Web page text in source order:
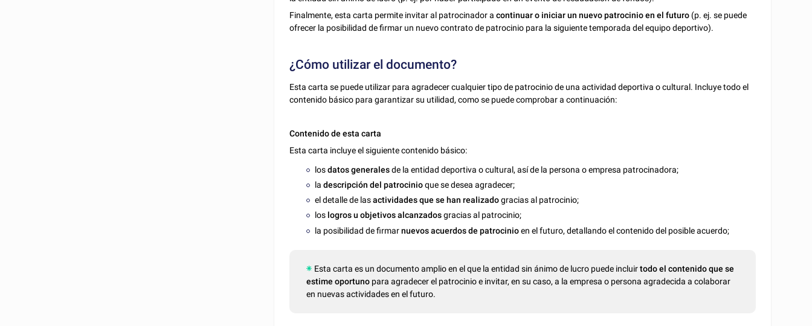
Finalmente, esta carta permite invitar al patrocinador acontinuar o iniciar un nuevo patrocinio en el futuro (p. ej. se puede
ofrecer la posibilidad de firmar un nuevo contrato de patrocinio para la siguiente temporada del equipo deportivo).
¿Cómo utilizar el documento?
Esta carta se puede utilizar para agradecer cualquier tipo de patrocinio de una actividad deportiva o cultural. Incluye todo el
contenido básico para garantizar su utilidad, como se puede comprobar a continuación:
Contenido de esta carta
Esta carta incluye el siguiente contenido básico:
losdatos generalesde la entidad deportiva o cultural, así de la persona o empresa patrocinadora;
ladescripción del patrocinioque se desea agradecer;
el detalle de lasactividades que se han realizadogracias al patrocinio;
los logros u objetivos alcanzadosgracias al patrocinio;
la posibilidad de firmarnuevos acuerdos de patrocinioen el futuro, detallando el contenido del posible acuerdo;
Esta carta es un documento amplio en el que la entidad sin ánimo de lucro puede incluirtodo el contenido que se
estime oportuno para agradecer el patrocinio e invitar, en su caso, a la empresa o persona agradecida a colaborar
en nuevas actividades en el futuro.